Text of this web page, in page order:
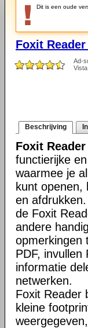
Dit is een oude
Foxit
Ad-
Beschrijving
Foxit Reader
functierijke
waarmee je
kunt openen,
en
de Foxit
andere
opmerkingen
PDF, invullen
informatie
netwerken.
Foxit Reader
kleine